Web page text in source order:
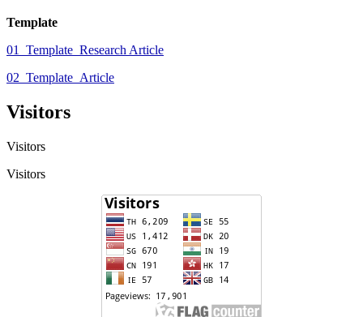
Template
01_Template_Research Article
02_Template_Article
Visitors
Visitors
Visitors